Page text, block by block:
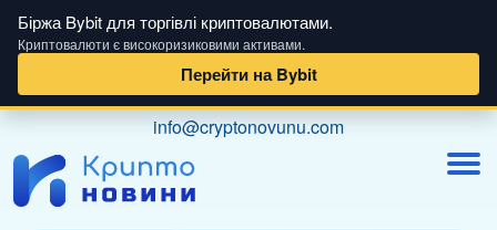
Біржа Bybit для торгівлі криптовалютами.
Криптовалюти є високоризиковими активами.
Перейти на Bybit
content
info@cryptonovunu.com